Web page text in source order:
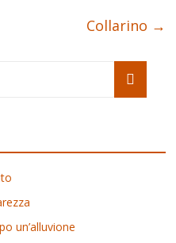
Collarino →
un’alluvione